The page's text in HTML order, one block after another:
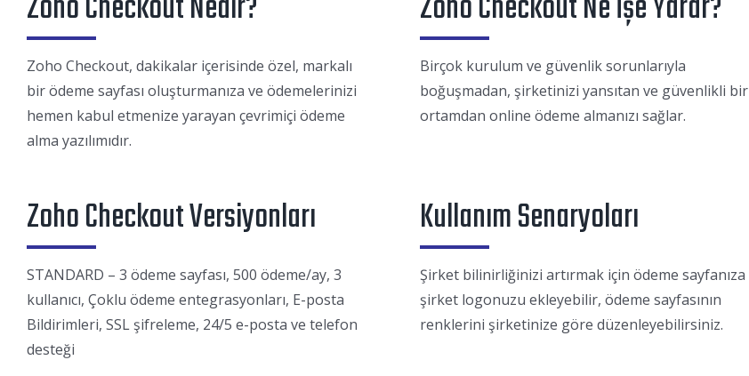
Zoho Checkout, dakikalar içerisinde özel, markalı
bir ödeme sayfası oluşturmanıza ve ödemelerinizi
hemen kabul etmenize yarayan çevrimiçi ödeme
alma yazılımıdır.
Birçok kurulum ve güvenlik sorunlarıyla
boğuşmadan, şirketinizi yansıtan ve güvenlikli bir
ortamdan online ödeme almanızı sağlar.
Zoho Checkout Versiyonları
STANDARD – 3 ödeme sayfası, 500 ödeme/ay, 3
kullanıcı, Çoklu ödeme entegrasyonları, E-posta
Bildirimleri, SSL şifreleme, 24/5 e-posta ve telefon
desteği
Kullanım Senaryoları
Şirket bilinirliğinizi artırmak için ödeme sayfanıza
şirket logonuzu ekleyebilir, ödeme sayfasının
renklerini şirketinize göre düzenleyebilirsiniz.